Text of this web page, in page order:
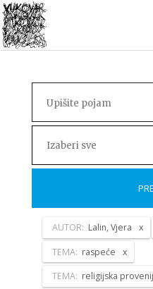
Izaberi sve
AUTOR: Lalin, Vjera
TEMA: raspeće
TEMA: religijska